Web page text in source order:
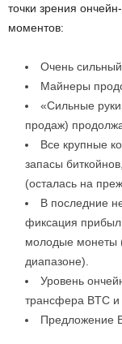
точки зрения
моментов:
Очень сильный
Майнеры
«Сильные
продаж)
Все крупные
запасы
(осталась на
В последние
фиксация
молодые монеты
диапазоне).
Уровень
трансфера BTC и
Предложение